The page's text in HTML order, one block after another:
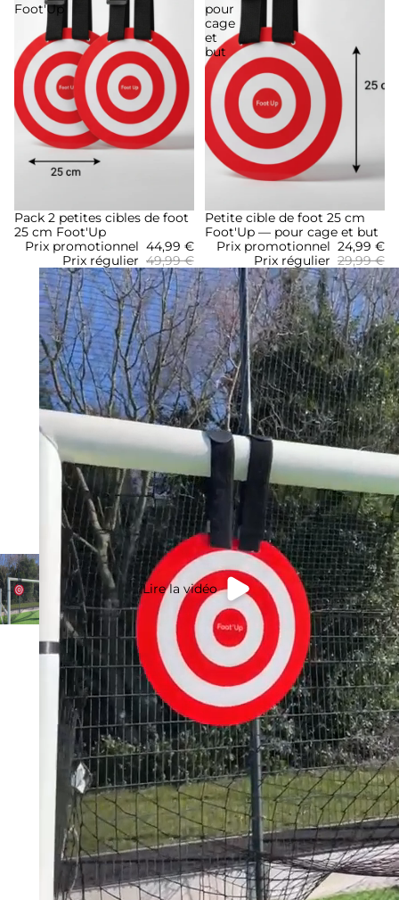
Foot'Up
Promotion
Pack 2 petites cibles de foot
25 cm Foot'Up
Prix promotionnel 44,99 €
Prix régulier 49,99 €
pour
cage
et
but
Promotion
Petite cible de foot 25 cm
Foot'Up — pour cage et but
Prix promotionnel 24,99 €
Prix régulier 29,99 €
Lire la vidéo